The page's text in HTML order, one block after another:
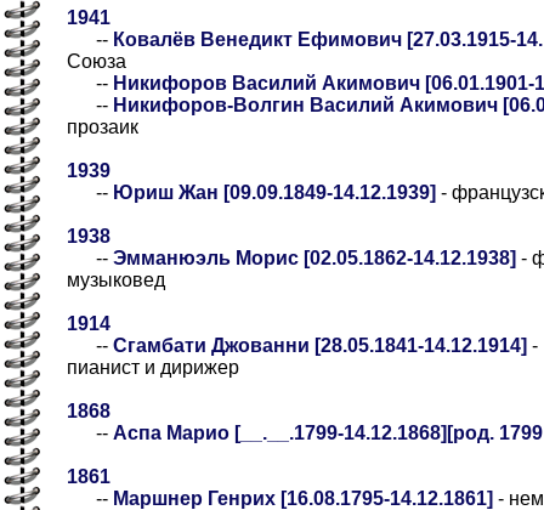
1941
-- Ковалёв Венедикт Ефимович [27.03.1915-
Союза
-- Никифоров Василий Акимович [06.01.1901-
-- Никифоров-Волгин Василий Акимович
прозаик
1939
-- Юриш Жан [09.09.1849-14.12.1939] -
1938
-- Эмманюэль Морис [02.05.1862-14.12.1938] -
музыковед
1914
-- Сгамбати Джованни [28.05.1841-14.12.1914] -
пианист и дирижер
1868
-- Аспа Марио [__.__.1799-14.12.1868][род.
1861
-- Маршнер Генрих [16.08.1795-14.12.1861] -